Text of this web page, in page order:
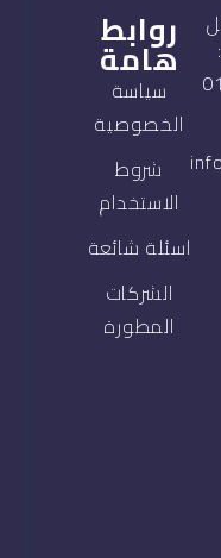
روابط
هامة
سياسة
الخصوصية
شروط
الاستخدام
اسئلة شائعة
الشركات
المطورة